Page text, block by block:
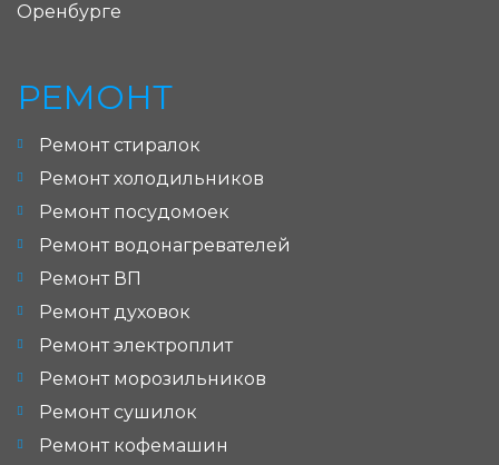
Оренбурге
РЕМОНТ
Ремонт стиралок
Ремонт холодильников
Ремонт посудомоек
Ремонт водонагревателей
Ремонт ВП
Ремонт духовок
Ремонт электроплит
Ремонт морозильников
Ремонт сушилок
Ремонт кофемашин